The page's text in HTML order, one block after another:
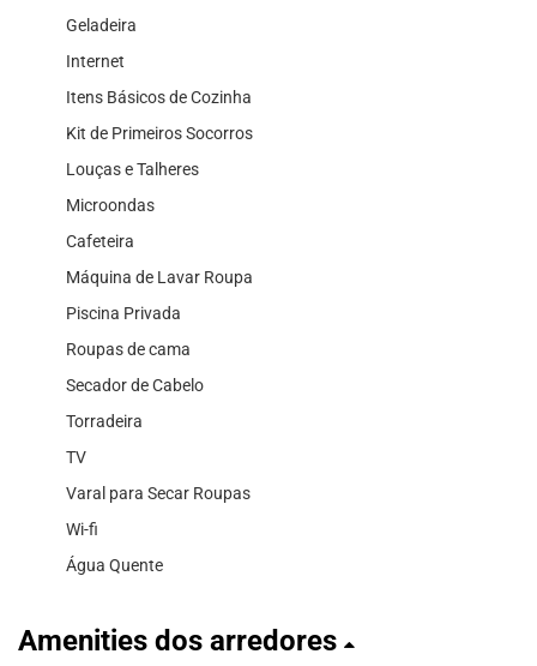
Geladeira
Internet
Itens Básicos de Cozinha
Kit de Primeiros Socorros
Louças e Talheres
Microondas
Cafeteira
Máquina de Lavar Roupa
Piscina Privada
Roupas de cama
Secador de Cabelo
Torradeira
TV
Varal para Secar Roupas
Wi-fi
Água Quente
Amenities dos arredores